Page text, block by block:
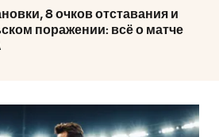
8 очков отставания и
поражении: всё о матче